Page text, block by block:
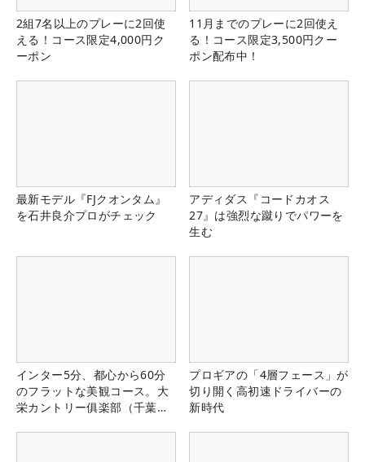
2組7名以上のプレーに2回使
える！コース限定4,000円ク
ーポン
11月までのプレーに2回使え
る！コース限定3,500円クー
ポン配布中！
最新モデル『FJクオンタム』
を石井良介プロがチェック
アディダス『コードカオス
27』は強烈な蹴りでパワーを
生む
インター5分、都心から60分
のフラットな美観コース。大
栄カントリー俱楽部（千葉
プロギアの「4層フェース」が
切り開く高初速ドライバーの
新時代